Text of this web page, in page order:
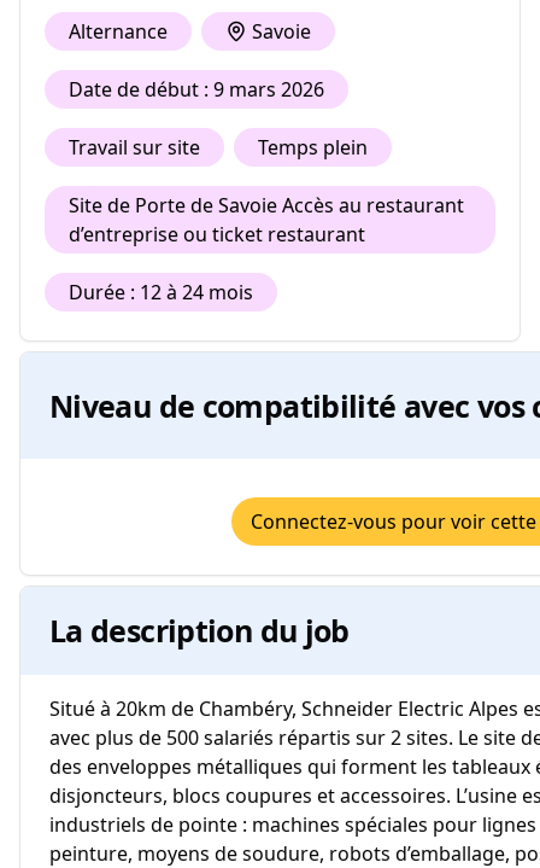
Alternance Savoie
Date de début : 9 mars 2026
Travail sur site Temps plein
Site de Porte de Savoie Accès au restaurant
d’entreprise ou ticket restaurant
Durée : 12 à 24 mois
Niveau de compatibilité avec vos
Connectez-vous pour voir
La description du job
Situé à 20km de Chambéry, Schneider Electric Alpes
avec plus de 500 salariés répartis sur 2 sites. Le site
des enveloppes métalliques qui forment les tableaux
disjoncteurs, blocs coupures et accessoires. L’usine
industriels de pointe : machines spéciales pour
peinture, moyens de soudure, robots d’emballage,